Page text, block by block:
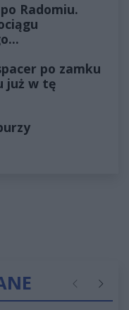
Radomiu.
po zamku
już w tę
Poprzednie